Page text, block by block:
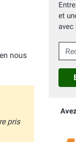
nous
pris
et
avec